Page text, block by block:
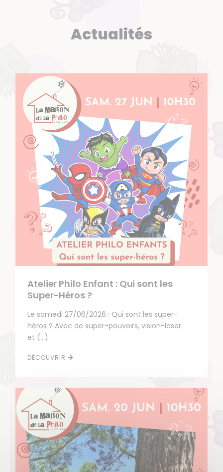
Actualités
Atelier Philo Enfant : Qui sont les
Super-Héros ?
Le samedi 27/06/2026 : Qui sont les super-
héros ? Avec de super-pouvoirs, vision-laser
et (…)
DÉCOUVRIR